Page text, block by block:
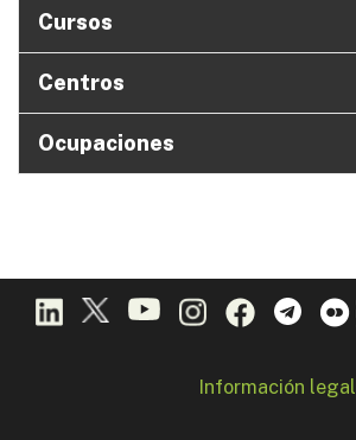
Cursos
Centros
Ocupaciones
Información legal